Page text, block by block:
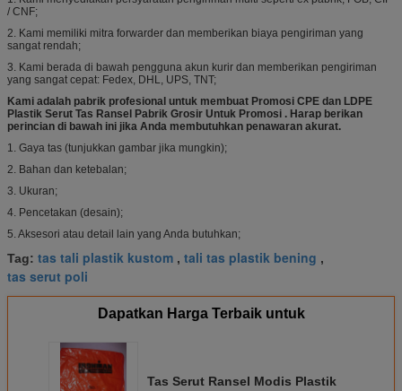
/ CNF;
2. Kami memiliki mitra forwarder dan memberikan biaya pengiriman yang
sangat rendah;
3. Kami berada di bawah pengguna akun kurir dan memberikan pengiriman
yang sangat cepat: Fedex, DHL, UPS, TNT;
Kami adalah pabrik profesional untuk membuat Promosi CPE dan LDPE
Plastik Serut Tas Ransel Pabrik Grosir Untuk Promosi . Harap berikan
perincian di bawah ini jika Anda membutuhkan penawaran akurat.
1. Gaya tas (tunjukkan gambar jika mungkin);
2. Bahan dan ketebalan;
3. Ukuran;
4. Pencetakan (desain);
5. Aksesori atau detail lain yang Anda butuhkan;
Tag: tas tali plastik kustom , tali tas plastik bening ,
tas serut poli
Dapatkan Harga Terbaik untuk
Tas Serut Ransel Modis Plastik